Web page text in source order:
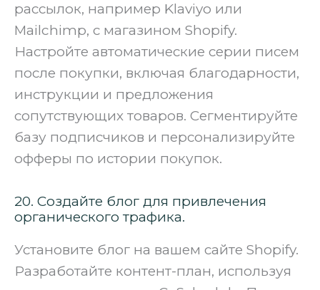
рассылок, например Klaviyo или
Mailchimp, с магазином Shopify.
Настройте автоматические серии писем
после покупки, включая благодарности,
инструкции и предложения
сопутствующих товаров. Сегментируйте
базу подписчиков и персонализируйте
офферы по истории покупок.
20. Создайте блог для привлечения
органического трафика.
Установите блог на вашем сайте Shopify.
Разработайте контент-план, используя